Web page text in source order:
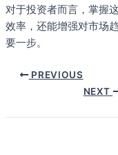
对于投资者而言，掌握
效率，还能增强对市场
要一步。
PREVIOUS
NEXT